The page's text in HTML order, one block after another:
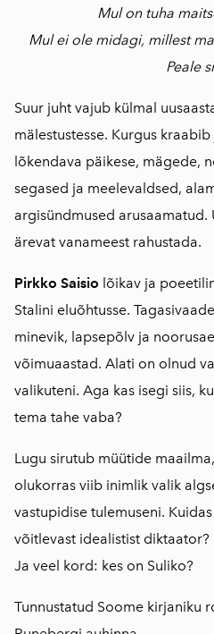
Mul on tuha
Mul ei ole midagi, millest
Peale
Suur juht vajub külmal
mälestustesse. Kurgus
lõkendava päikese, mägede,
segased ja meelevaldsed,
argisündmused arusaamatud.
ärevat vanameest rahustada.
Pirkko Saisio lõikav ja
Stalini eluõhtusse.
minevik, lapsepõlv ja
võimuaastad. Alati on olnud
valikuteni. Aga kas isegi siis,
tema tahe vaba?
Lugu sirutub müütide
olukorras viib inimlik valik
vastupidise tulemuseni.
võitlevast idealistist diktaator?
Ja veel kord: kes on Suliko?
Tunnustatud Soome kirjaniku